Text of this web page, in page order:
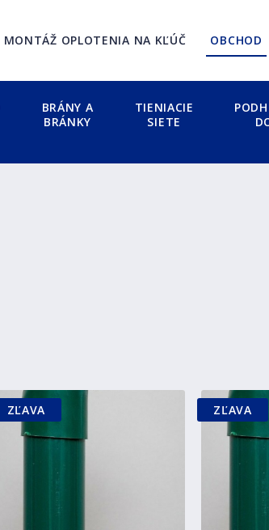
MONTÁŽ OPLOTENIA NA KĽÚČ OBCHOD
BRÁNY A
BRÁNKY
TIENIACIE
SIETE
ZĽAVA ZĽAVA